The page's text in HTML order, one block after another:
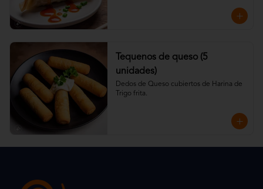
Tequenos de queso (5
unidades)
Dedos de Queso cubiertos de Harina de
Trigo frita.